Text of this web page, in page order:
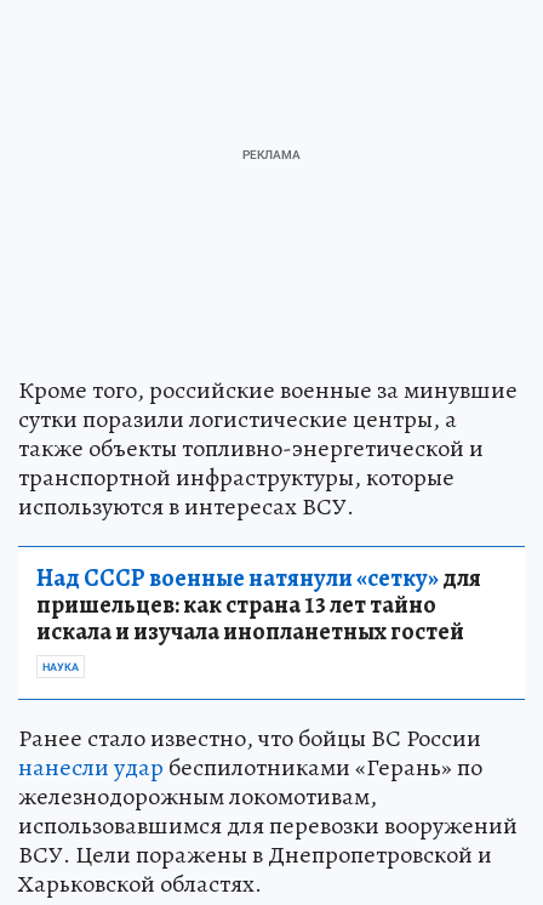
Кроме того, российские военные за минувшие
сутки поразили логистические центры, а
также объекты топливно-энергетической и
транспортной инфраструктуры, которые
используются в интересах ВСУ.
Над СССР военные натянули «сетку»для
пришельцев: как страна 13 лет тайно
искала и изучала инопланетных гостей
НАУКА
Ранее стало известно, что бойцы ВС России
нанесли удар беспилотниками «Герань» по
железнодорожным локомотивам,
использовавшимся для перевозки вооружений
ВСУ. Цели поражены в Днепропетровской и
Харьковской областях.